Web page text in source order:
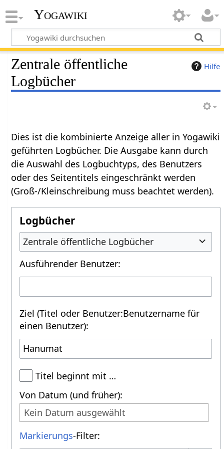
Yogawiki
Hilfe
Zentrale öffentliche
Logbücher
Dies ist die kombinierte Anzeige aller in Yogawiki
geführten Logbücher. Die Ausgabe kann durch
die Auswahl des Logbuchtyps, des Benutzers
oder des Seitentitels eingeschränkt werden
(Groß-/Kleinschreibung muss beachtet werden).
Logbücher
Zentrale öffentliche Logbücher
Ausführender Benutzer:
Ziel (Titel oder Benutzer:Benutzername für
einen Benutzer):
Titel beginnt mit …
Von Datum (und früher):
Kein Datum ausgewählt
Markierungs-Filter: